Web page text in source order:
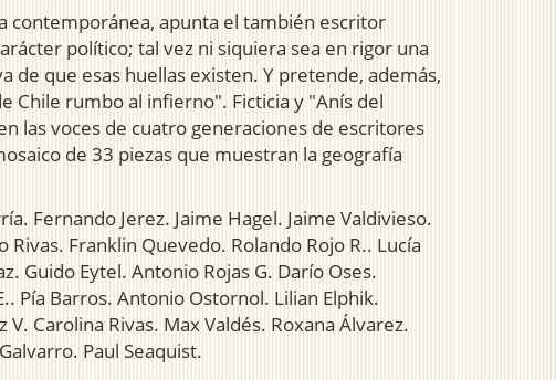
contemporánea, apunta el también escritor
político; tal vez ni siquiera sea en rigor una
que esas huellas existen. Y pretende, además,
Chile rumbo al infierno". Ficticia y "Anís del
las voces de cuatro generaciones de escritores
de 33 piezas que muestran la geografía
Fernando Jerez. Jaime Hagel. Jaime Valdivieso.
Franklin Quevedo. Rolando Rojo R.. Lucía
Guido Eytel. Antonio Rojas G. Darío Oses.
Pía Barros. Antonio Ostornol. Lilian Elphik.
Carolina Rivas. Max Valdés. Roxana Álvarez.
Paul Seaquist.